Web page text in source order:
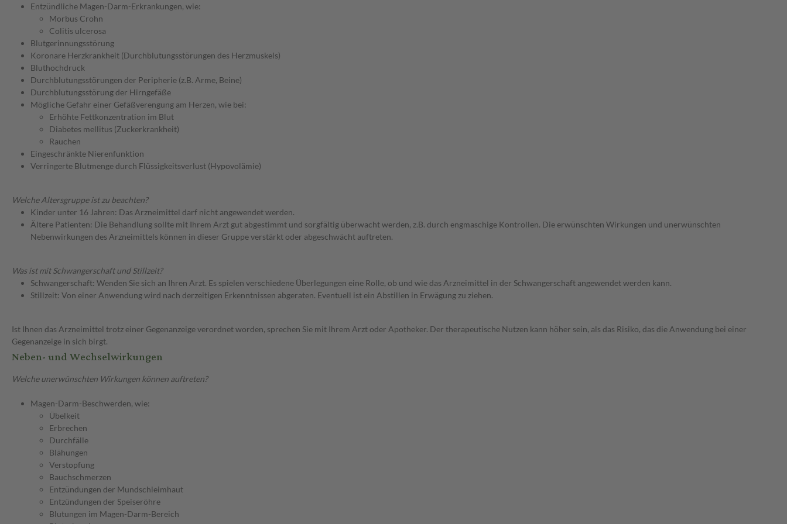
Entzündliche Magen-Darm-Erkrankungen, wie:
Morbus Crohn
Colitis ulcerosa
Blutgerinnungsstörung
Koronare Herzkrankheit (Durchblutungsstörungen des Herzmuskels)
Bluthochdruck
Durchblutungsstörungen der Peripherie (z.B. Arme, Beine)
Durchblutungsstörung der Hirngefäße
Mögliche Gefahr einer Gefäßverengung am Herzen, wie bei:
Erhöhte Fettkonzentration im Blut
Diabetes mellitus (Zuckerkrankheit)
Rauchen
Eingeschränkte Nierenfunktion
Verringerte Blutmenge durch Flüssigkeitsverlust (Hypovolämie)
Welche Altersgruppe ist zu beachten?
Kinder unter 16 Jahren: Das Arzneimittel darf nicht angewendet werden.
Ältere Patienten: Die Behandlung sollte mit Ihrem Arzt gut abgestimmt und sorgfältig überwacht werden, z.B. durch engmaschige Kontrollen. Die erwünschten Wirkungen und unerwünschten
Nebenwirkungen des Arzneimittels können in dieser Gruppe verstärkt oder abgeschwächt auftreten.
Was ist mit Schwangerschaft und Stillzeit?
Schwangerschaft: Wenden Sie sich an Ihren Arzt. Es spielen verschiedene Überlegungen eine Rolle, ob und wie das Arzneimittel in der Schwangerschaft angewendet werden kann.
Stillzeit: Von einer Anwendung wird nach derzeitigen Erkenntnissen abgeraten. Eventuell ist ein Abstillen in Erwägung zu ziehen.
Ist Ihnen das Arzneimittel trotz einer Gegenanzeige verordnet worden, sprechen Sie mit Ihrem Arzt oder Apotheker. Der therapeutische Nutzen kann höher sein, als das Risiko, das die Anwendung bei einer
Gegenanzeige in sich birgt.
Neben- und Wechselwirkungen
Welche unerwünschten Wirkungen können auftreten?
Magen-Darm-Beschwerden, wie:
Übelkeit
Erbrechen
Durchfälle
Blähungen
Verstopfung
Bauchschmerzen
Entzündungen der Mundschleimhaut
Entzündungen der Speiseröhre
Blutungen im Magen-Darm-Bereich